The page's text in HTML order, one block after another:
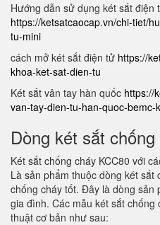
Hướng dẫn sử dụng két sắt điện
https://ketsatcaocap.vn/chi-tiet/
tu-mini
cách mở két sắt điện tử https://
khoa-ket-sat-dien-tu
Két sắt vân tay hàn quốc https://
van-tay-dien-tu-han-quoc-
Dòng két sắt
Két sắt chống cháy KCC80 với
Là sản phẩm thuộc dòng két sắt
chống cháy tốt. Đây là dòng sản
gia đình. Các mẫu két sắt chống
thuật cơ bản như sau: